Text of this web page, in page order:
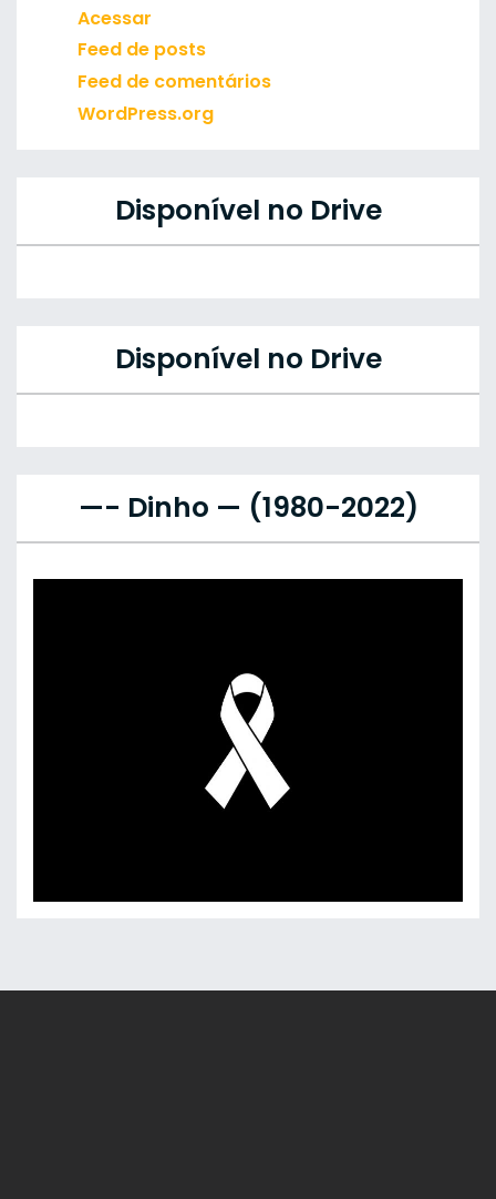
Acessar
Feed de posts
Feed de comentários
WordPress.org
Disponível no Drive
Disponível no Drive
—- Dinho — (1980-2022)